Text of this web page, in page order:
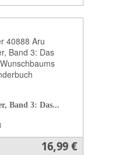
Band 3: Das...
16,99 €